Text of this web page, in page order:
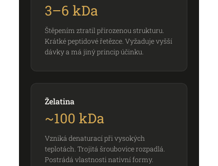
3–6 kDa
Štěpením ztratil přirozenou strukturu.
Krátké peptidové řetězce. Vyžaduje vyšší
dávky a má jiný princip účinku.
Želatina
~100 kDa
Vzniká denaturací při vysokých
teplotách. Trojitá šroubovice rozpadlá.
Postrádá vlastnosti nativní formy.